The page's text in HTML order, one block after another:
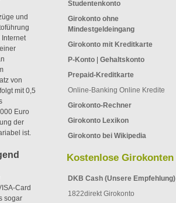
Studentenkonto
Girokonto ohne
Mindestgeldeingang
Girokonto mit Kreditkarte
P-Konto| Gehaltskonto
Prepaid-Kreditkarte
Online-Banking Online Kredite
Girokonto-Rechner
Girokonto Lexikon
Girokonto bei Wikipedia
Kostenlose Girokonten
DKB Cash (Unsere Empfehlung)
1822direkt Girokonto
und
von
mit 0,5
Euro
der
ist.
Card
sogar